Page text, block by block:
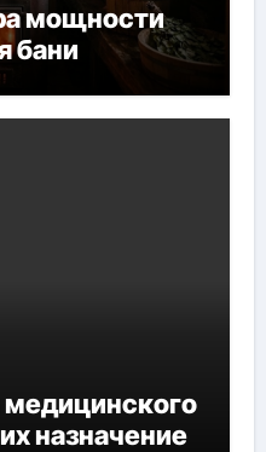
мощности
бани
назначение